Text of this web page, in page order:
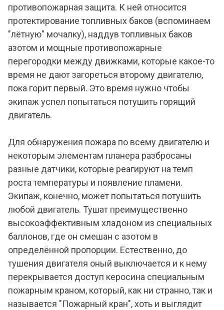
противопожарная защита. К ней относится
протектирование топливных баков (вспоминаем
"лётную" мочалку), наддув топливных баков
азотом и мощные противопожарные
перегородки между движками, которые какое-то
время не дают загореться второму двигателю,
пока горит первый. Это время нужно чтобы
экипаж успел попытаться потушить горящий
двигатель.
Для обнаружения пожара по всему двигателю и
некоторым элементам планера разбросаны
разные датчики, которые реагируют на темп
роста температуры и появление пламени.
Экипаж, конечно, может попытаться потушить
любой двигатель. Тушат преимущественно
высокоэффективным хладоном из специальных
баллонов, где он смешан с азотом в
определённой пропорции. Естественно, до
тушения двигателя оный выключается и к нему
перекрывается доступ керосина специальным
пожарным краном, который, как ни странно, так и
называется "Пожарный кран", хоть и выглядит